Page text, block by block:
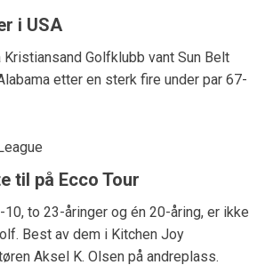
i USA
Golfklubb vant Sun Belt
etter en sterk fire under par 67-
til på Ecco Tour
to 23-åringer og én 20-åring, er ikke
Best av dem i Kitchen Joy
Aksel K. Olsen på andreplass.